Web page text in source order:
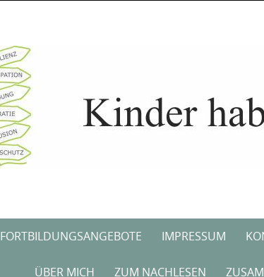
FORTBILDUNGSANGEBOTE IMPRESSUM
ÜBER MICH ZUM NACHLESEN